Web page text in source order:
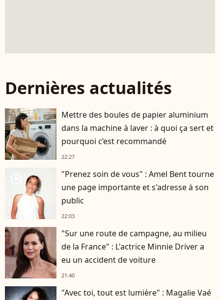
Dernières actualités
Mettre des boules de papier aluminium
dans la machine à laver : à quoi ça sert et
pourquoi c’est recommandé
22:27
"Prenez soin de vous" : Amel Bent tourne
une page importante et s'adresse à son
public
22:03
"Sur une route de campagne, au milieu
de la France" : L'actrice Minnie Driver a
eu un accident de voiture
21:40
"Avec toi, tout est lumière" : Magalie Vaé